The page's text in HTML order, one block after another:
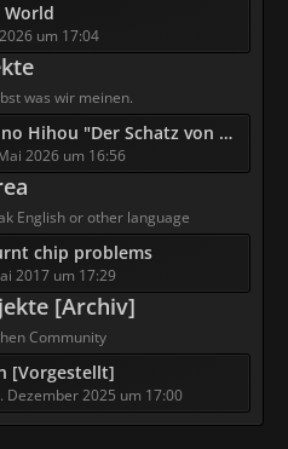
den Screenshot von
der Trut - Hahn Trennung.
Puter (Pute =
Nur als Anregung.
den Screenshot von
Famicom. Vielleicht
(Pute = Truthahn) hier
World
um 17:04
was wir meinen.
Hihou "Der Schatz von Rudra"
2026 um 16:56
English or other language
chip problems
2017 um 17:29
[Archiv]
Community
[Vorgestellt]
Dezember 2025 um 17:00